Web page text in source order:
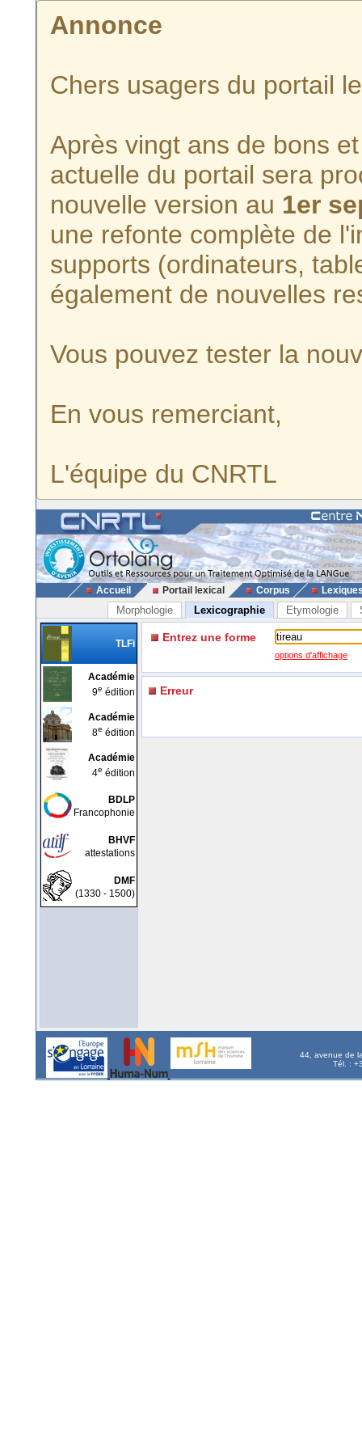
Annonce
Chers usagers du portail
Après vingt ans de bons
actuelle du portail sera
nouvelle version au 1er
une refonte complète de
supports (ordinateurs,
également de nouvelles
Vous pouvez tester la
En vous remerciant,
L'équipe du CNRTL
Accueil Portail lexical Corpus
Morphologie Lexicographie Etymologie
TLFi
Académie
9e édition
Académie
8e édition
Académie
4e édition
BDLP
Francophonie
BHVF
attestations
DMF
(1330 - 1500)
Entrez une forme
options d'affichage
Erreur
44, avenue de
Tél. :